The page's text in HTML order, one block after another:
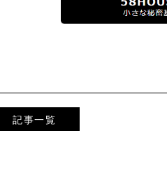
記事一覧